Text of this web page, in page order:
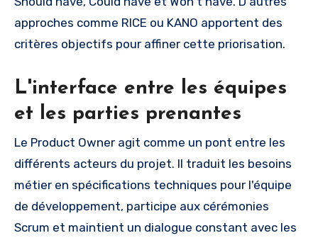
approches comme RICE ou KANO apportent des
critères objectifs pour affiner cette priorisation.
L'interface entre les équipes
et les parties prenantes
Le Product Owner agit comme un pont entre les
différents acteurs du projet. Il traduit les besoins
métier en spécifications techniques pour l'équipe
de développement, participe aux cérémonies
Scrum et maintient un dialogue constant avec les